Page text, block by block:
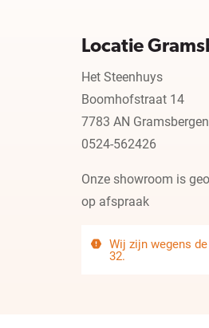
Locatie
Het Steenhuys
Boomhofstraat 14
7783 AN Gramsbergen
0524-562426
Onze showroom is
op afspraak
Wij zijn wegens
32.